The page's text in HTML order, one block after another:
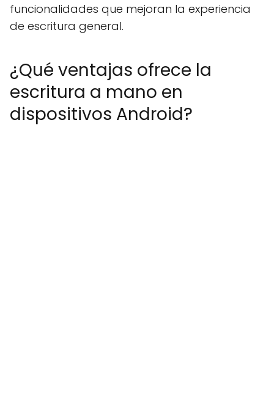
funcionalidades que mejoran la experiencia
de escritura general.
¿Qué ventajas ofrece la
escritura a mano en
dispositivos Android?